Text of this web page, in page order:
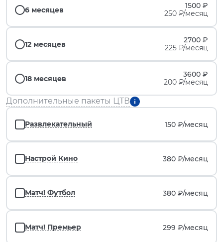
6 месяцев
1500 ₽
250 ₽/месяц
12 месяцев
2700 ₽
225 ₽/месяц
18 месяцев
3600 ₽
200 ₽/месяц
Дополнительные пакеты ЦТВ
Развлекательный 150 ₽/месяц
Настрой Кино 380 ₽/месяц
Матч! Футбол 380 ₽/месяц
Матч! Премьер 299 ₽/месяц